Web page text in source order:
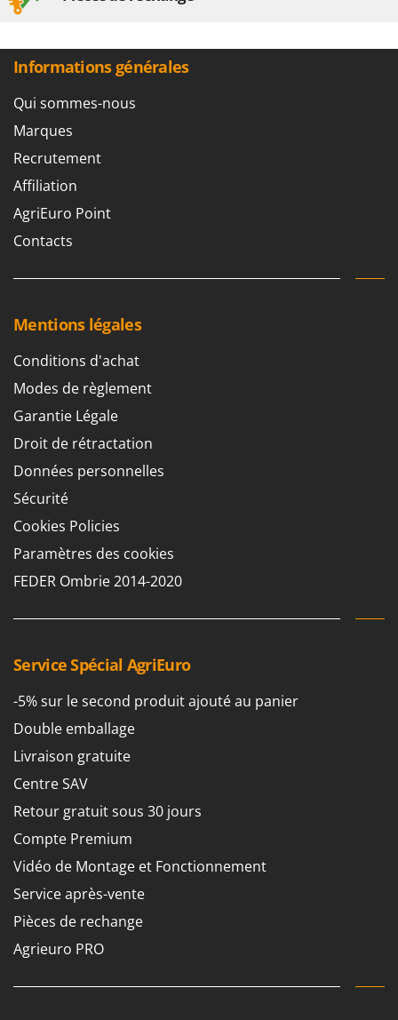
Informations générales
Qui sommes-nous
Marques
Recrutement
Affiliation
AgriEuro Point
Contacts
Mentions légales
Conditions d'achat
Modes de règlement
Garantie Légale
Droit de rétractation
Données personnelles
Sécurité
Cookies Policies
Paramètres des cookies
FEDER Ombrie 2014-2020
Service Spécial AgriEuro
-5% sur le second produit ajouté au panier
Double emballage
Livraison gratuite
Centre SAV
Retour gratuit sous 30 jours
Compte Premium
Vidéo de Montage et Fonctionnement
Service après-vente
Pièces de rechange
Agrieuro PRO